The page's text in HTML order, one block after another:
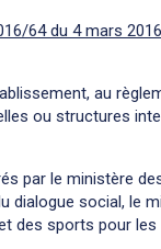
64 du 4 mars 2016
au
ou structures
par le ministère
dialogue social, le
des sports pour les